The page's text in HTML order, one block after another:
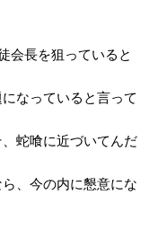
会長を狙っていると
なっていると言って
蛇喰に近づいてんだ
、今の内に懇意にな